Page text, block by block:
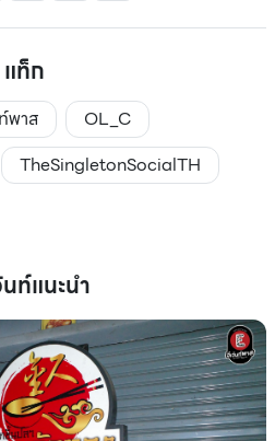
แท็ก
พาส
OL_C
TheSingletonSocialTH
ท์แนะนำ